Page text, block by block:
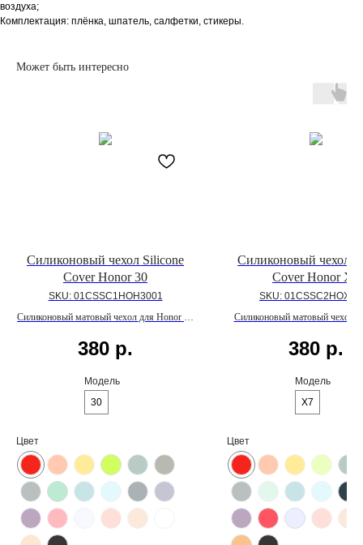
воздуха;
Комплектация: плёнка, шпатель, салфетки, стикеры.
Может быть интересно
Силиконовый чехол Silicone
Cover Honor 30
SKU: 01CSSC1HOH3001
Силиконовый матовый чехол для Honor 30
380 р.
Модель
30
Цвет
Силиконовый чехол
Cover Honor X7
SKU:
Силиконовый матовый чехол
микрофибры
380 р.
Модель
X7
Цвет